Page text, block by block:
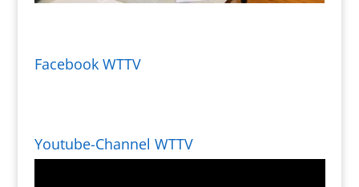
Facebook WTTV
Youtube-Channel WTTV